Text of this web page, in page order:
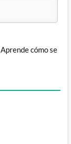
Aprende cómo se